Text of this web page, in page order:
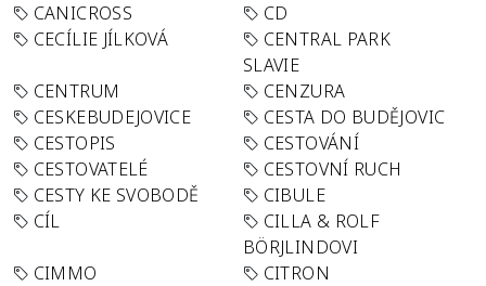
CANICROSS
CD
CECÍLIE JÍLKOVÁ
CENTRAL PARK
SLAVIE
CENTRUM
CENZURA
CESKEBUDEJOVICE
CESTA DO BUDĚJOVIC
CESTOPIS
CESTOVÁNÍ
CESTOVATELÉ
CESTOVNÍ RUCH
CESTY KE SVOBODĚ
CIBULE
CÍL
CILLA & ROLF
BÖRJLINDOVI
CIMMO
CITRON